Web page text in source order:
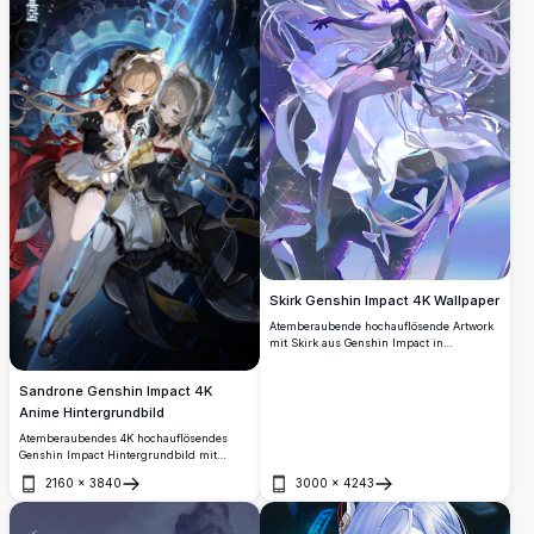
Sandrone Genshin Impact 4K
Anime Hintergrundbild
Atemberaubendes 4K hochauflösendes
Genshin Impact Hintergrundbild mit
Sandrone in eleganten schwarz-weißen
Outfits, umgeben von leuchtenden
Zahnrädern, Eiskristallen und einem
dramatischen Sternenhintergrund. Perfekt
2160 × 3840
Öffnen
Skirk Genshin Impact 4K Wallpaper
Atemberaubende hochauflösende Artwork
mit Skirk aus Genshin Impact in
3000 × 4243
Öffnen